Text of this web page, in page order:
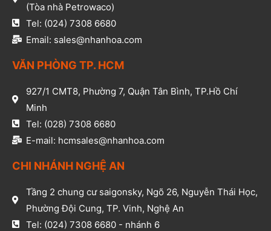
(Tòa nhà Petrowaco)
Tel: (024) 7308 6680
Email: sales@nhanhoa.com
VĂN PHÒNG TP. HCM​
927/1 CMT8, Phường 7, Quận Tân Bình, TP.Hồ Chí
Minh​
Tel: (028) 7308 6680​
E-mail: hcmsales@nhanhoa.com​
CHI NHÁNH NGHỆ AN​
Tầng 2 chung cư saigonsky, Ngõ 26, Nguyễn Thái Học,
Phường Đội Cung, TP. Vinh, Nghệ An​
Tel: (024) 7308 6680 - nhánh 6​